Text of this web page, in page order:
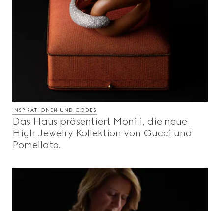
INSPIRATIONEN UND CODES
Das Haus präsentiert Monili, die neue
High Jewelry Kollektion von Gucci und
Pomellato.